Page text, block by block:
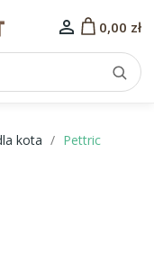
 0,00 zł
kota
Pettric